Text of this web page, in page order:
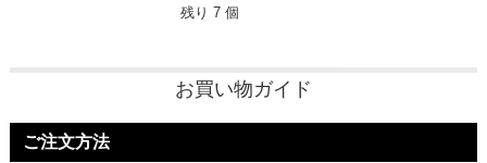
残り 7 個
お買い物ガイド
ご注文方法